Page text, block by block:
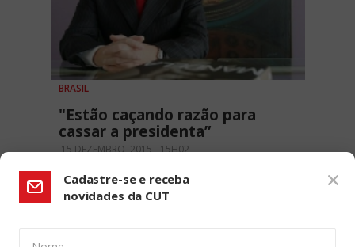
BRASIL
"Estão caçando razão para
cassar a presidenta”
15 DEZEMBRO, 2015 - 15H02
Cadastre-se e receba
novidades da CUT